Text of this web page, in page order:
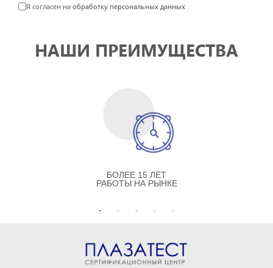
Я согласен на обработку персональных данных
НАШИ ПРЕИМУЩЕСТВА
БОЛЕЕ 15 ЛЕТ
РАБОТЫ НА РЫНКЕ